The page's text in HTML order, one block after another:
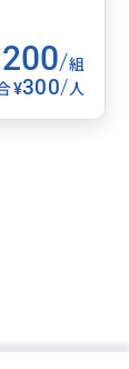
/組
¥300/人